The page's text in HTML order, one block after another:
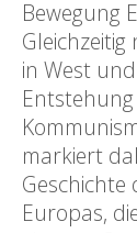
Bewegung
in West
markiert
Geschichte
Europas,